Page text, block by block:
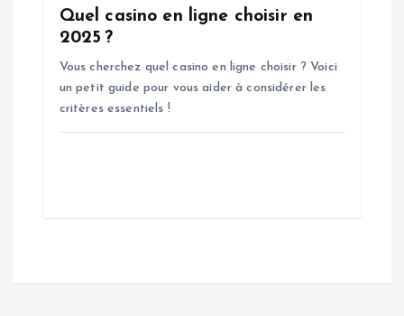
Quel casino en ligne choisir en
2025 ?
Vous cherchez quel casino en ligne choisir ? Voici
un petit guide pour vous aider à considérer les
critères essentiels !